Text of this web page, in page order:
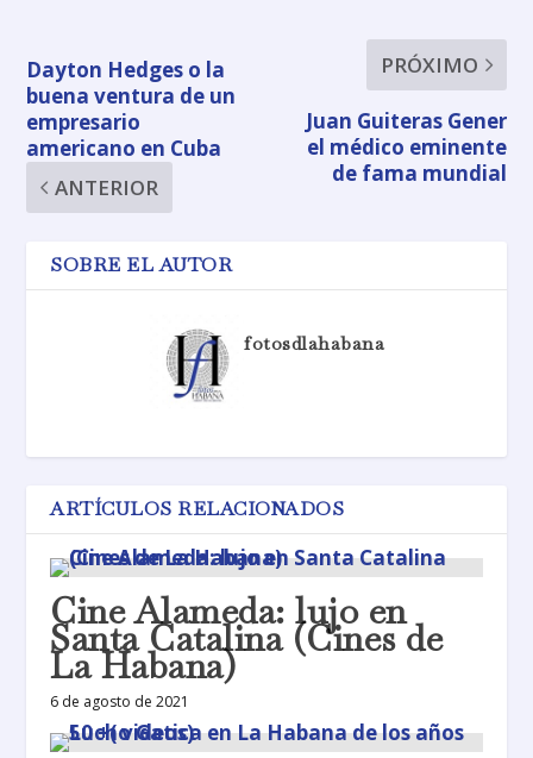
Dayton Hedges o la
buena ventura de un
empresario
americano en Cuba
ANTERIOR
PRÓXIMO
Juan Guiteras Gener
el médico eminente
de fama mundial
SOBRE EL AUTOR
fotosdlahabana
ARTÍCULOS RELACIONADOS
Cine Alameda: lujo en
Santa Catalina (Cines de
La Habana)
6 de agosto de 2021